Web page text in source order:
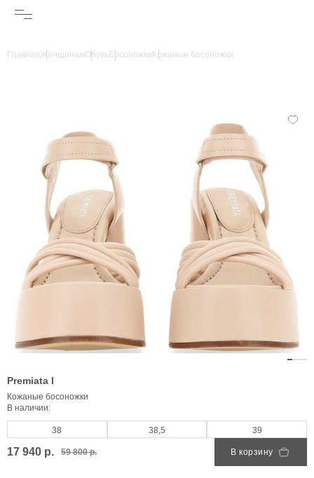
ГлавнаяЖенщинамОбувьБосоножки Кожаные босоножки
Premiata I
Кожаные босоножки
В наличии:
38 38,5 39
17 940 р. 59 800 р. В корзину